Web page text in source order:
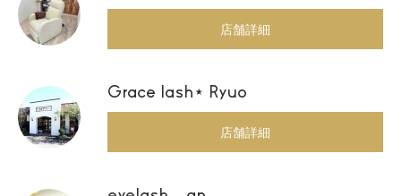
店舗詳細
Grace lash⋆ Ryuo
店舗詳細